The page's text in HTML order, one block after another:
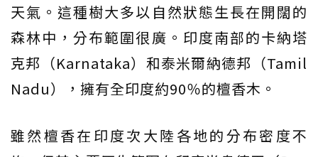
天氣。這種樹大多以自然狀態生長在開闊的
森林中，分布範圍很廣。印度南部的卡納塔
克邦（Karnataka）和泰米爾納德邦（Tamil
Nadu），擁有全印度約90％的檀香木。
雖然檀香在印度次大陸各地的分布密度不